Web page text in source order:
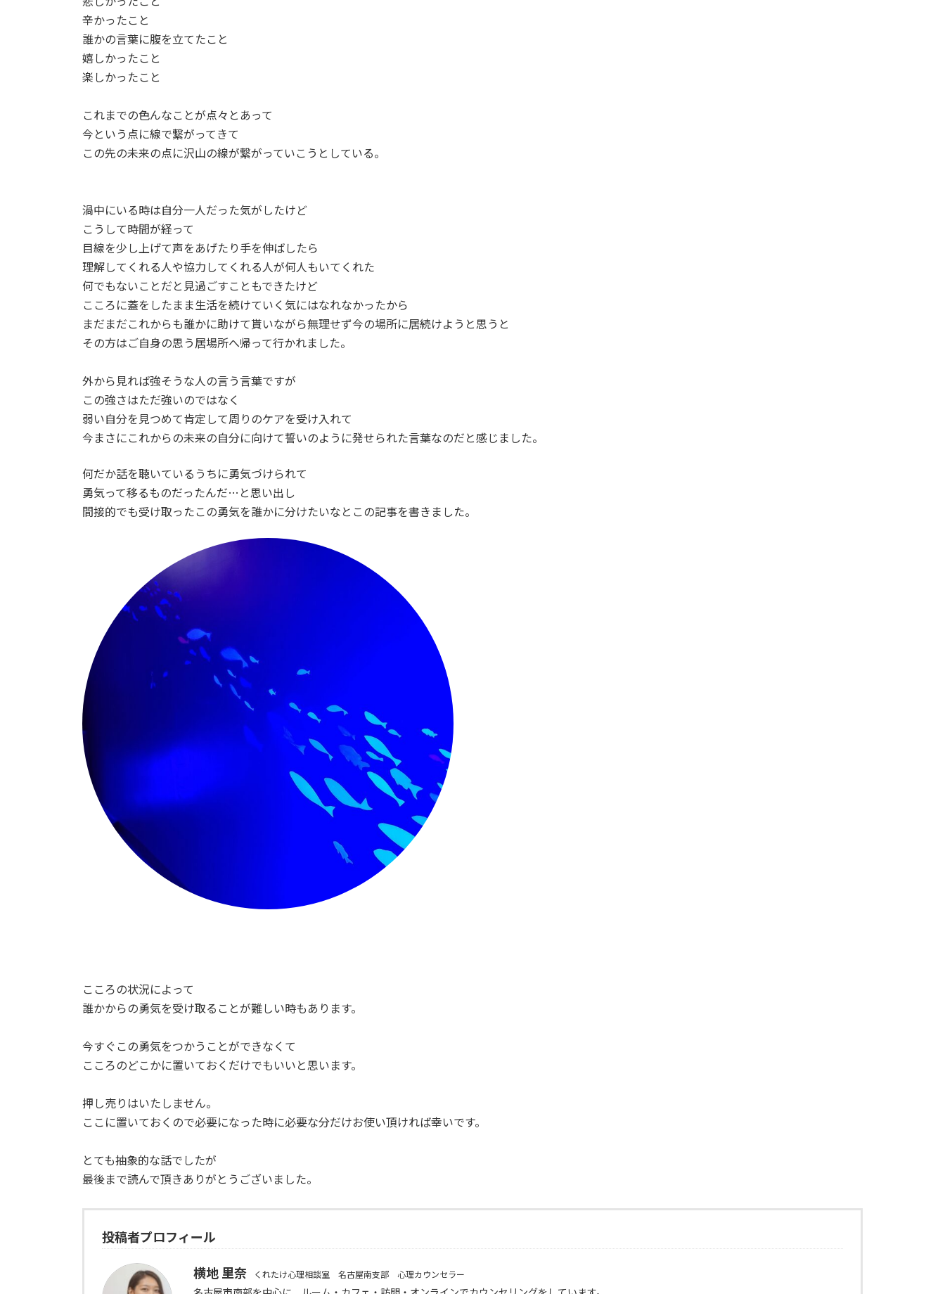
辛かったこと
誰かの言葉に腹を立てたこと
嬉しかったこと
楽しかったこと
これまでの色んなことが点々とあって
今という点に線で繋がってきて
この先の未来の点に沢山の線が繋がっていこうとしている。
渦中にいる時は自分一人だった気がしたけど
こうして時間が経って
目線を少し上げて声をあげたり手を伸ばしたら
理解してくれる人や協力してくれる人が何人もいてくれた
何でもないことだと見過ごすこともできたけど
こころに蓋をしたまま生活を続けていく気にはなれなかったから
まだまだこれからも誰かに助けて貰いながら無理せず今の場所に居続けようと思うと
その方はご自身の思う居場所へ帰って行かれました。
外から見れば強そうな人の言う言葉ですが
この強さはただ強いのではなく
弱い自分を見つめて肯定して周りのケアを受け入れて
今まさにこれからの未来の自分に向けて誓いのように発せられた言葉なのだと感じました。
何だか話を聴いているうちに勇気づけられて
勇気って移るものだったんだ…と思い出し
間接的でも受け取ったこの勇気を誰かに分けたいなとこの記事を書きました。
こころの状況によって
誰かからの勇気を受け取ることが難しい時もあります。
今すぐこの勇気をつかうことができなくて
こころのどこかに置いておくだけでもいいと思います。
押し売りはいたしません。
ここに置いておくので必要になった時に必要な分だけお使い頂ければ幸いです。
とても抽象的な話でしたが
最後まで読んで頂きありがとうございました。
投稿者プロフィール
横地 里奈
くれたけ心理相談室 名古屋南支部 心理カウンセラー